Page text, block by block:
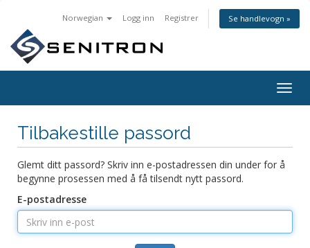
Norwegian Logg inn Registrer Se handlevogn »
Tilbakestille passord
Glemt ditt passord? Skriv inn e-postadressen din under for å
begynne prosessen med å få tilsendt nytt passord.
E-postadresse